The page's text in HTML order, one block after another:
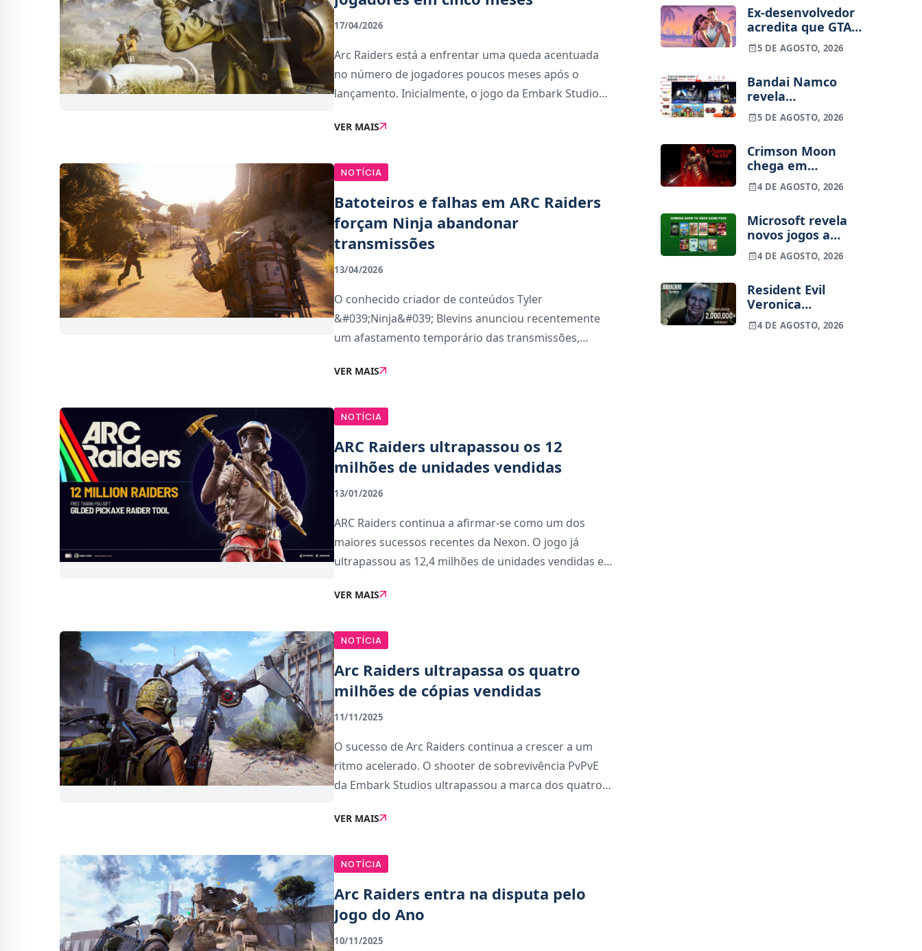
17/04/2026
Arc Raiders está a enfrentar uma queda acentuada
no número de jogadores poucos meses após o
lançamento. Inicialmente, o jogo da Embark Studios
mais recentes têm levantado preocupações dentro
VER MAIS
NOTÍCIA
Batoteiros e falhas em ARC Raiders
forçam Ninja abandonar
transmissões
13/04/2026
O conhecido criador de conteúdos Tyler
&#039;Ninja&#039; Blevins anunciou recentemente
um afastamento temporário das transmissões,
graves no jogo ARC Raiders. Durante uma das suas
VER MAIS
NOTÍCIA
ARC Raiders ultrapassou os 12
milhões de unidades vendidas
13/01/2026
ARC Raiders continua a afirmar-se como um dos
maiores sucessos recentes da Nexon. O jogo já
ultrapassou as 12,4 milhões de unidades vendidas e
em janeiro, apenas dez semanas após o lançamento
VER MAIS
NOTÍCIA
Arc Raiders ultrapassa os quatro
milhões de cópias vendidas
11/11/2025
O sucesso de Arc Raiders continua a crescer a um
ritmo acelerado. O shooter de sobrevivência PvPvE
da Embark Studios ultrapassou a marca dos quatro
disso, durante o último fim de semana, o jogo at
VER MAIS
NOTÍCIA
Arc Raiders entra na disputa pelo
Jogo do Ano
10/11/2025
Ex-desenvolvedor
acredita que GTA 6
ainda pode ser
adiado
5 DE AGOSTO, 2026
Bandai Namco
revela
alinhamento para
a Tokyo Game
5 DE AGOSTO, 2026
Crimson Moon
chega em
setembro para
consolas e PC
4 DE AGOSTO, 2026
Microsoft revela
novos jogos a
caminho do Xbox
Game Pass em
4 DE AGOSTO, 2026
Resident Evil
Veronica
ultrapassa os 2
milhões de
4 DE AGOSTO, 2026